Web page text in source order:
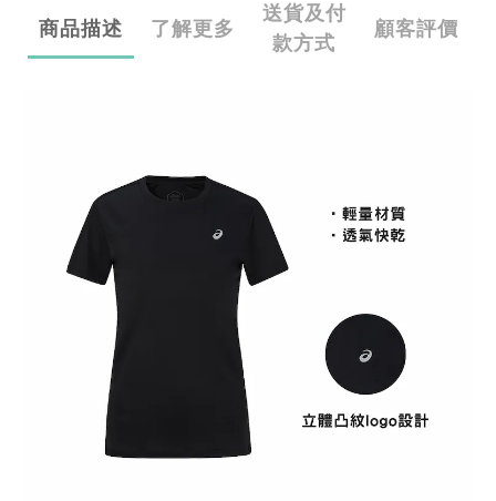
商品描述 了解更多
送貨及付
款方式
顧客評價